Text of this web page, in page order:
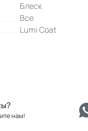
Блеск
Все
Lumi Coat
нам!